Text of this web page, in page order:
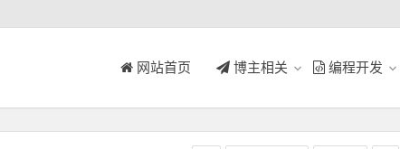
网站首页 博主相关 编程开发